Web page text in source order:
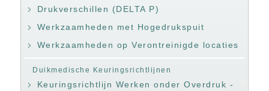
Drukverschillen (DELTA P)
Werkzaamheden met Hogedrukspuit
Werkzaamheden op Verontreinigde locaties
Duikmedische Keuringsrichtlijnen
Keuringsrichtlijn Werken onder Overdruk -